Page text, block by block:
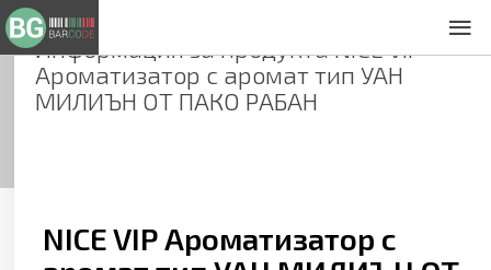
Информация за продуктаNICE VIP
Ароматизатор с аромат тип УАН
МИЛИЪН ОТ ПАКО РАБАН
NICE VIP Ароматизатор с
Общи условия
Декларация за проверителност